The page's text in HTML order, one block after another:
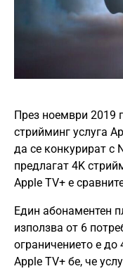
През ноември 2019
стрийминг услуга
да се конкурират с
предлагат 4K
Apple TV+ е
Един абонаментен
използва от 6
ограничението е до
Apple TV+ бе, че